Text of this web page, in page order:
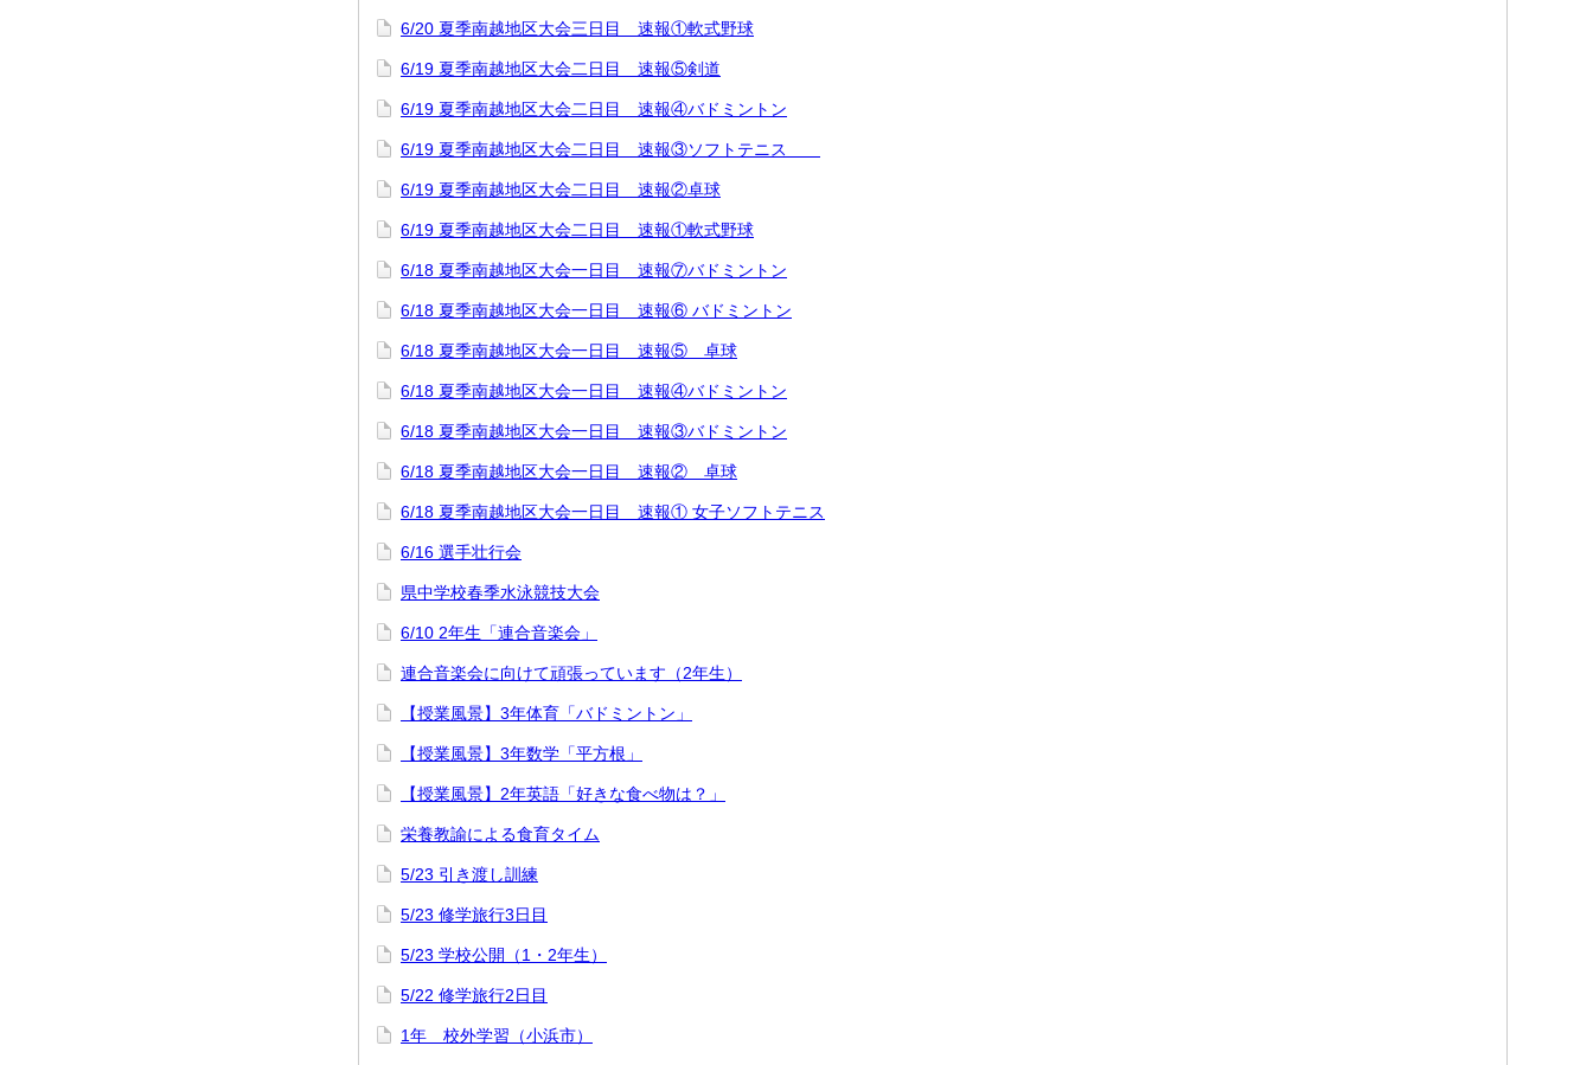
6/20 夏季南越地区大会三日目 速報①軟式野球
6/19 夏季南越地区大会二日目 速報⑤剣道
6/19 夏季南越地区大会二日目 速報④バドミントン
6/19 夏季南越地区大会二日目 速報③ソフトテニス
6/19 夏季南越地区大会二日目 速報②卓球
6/19 夏季南越地区大会二日目 速報①軟式野球
6/18 夏季南越地区大会一日目 速報⑦バドミントン
6/18 夏季南越地区大会一日目 速報⑥ バドミントン
6/18 夏季南越地区大会一日目 速報⑤ 卓球
6/18 夏季南越地区大会一日目 速報④バドミントン
6/18 夏季南越地区大会一日目 速報③バドミントン
6/18 夏季南越地区大会一日目 速報② 卓球
6/18 夏季南越地区大会一日目 速報① 女子ソフトテニス
6/16 選手壮行会
県中学校春季水泳競技大会
6/10 2年生「連合音楽会」
連合音楽会に向けて頑張っています（2年生）
【授業風景】3年体育「バドミントン」
【授業風景】3年数学「平方根」
【授業風景】2年英語「好きな食べ物は？」
栄養教諭による食育タイム
5/23 引き渡し訓練
5/23 修学旅行3日目
5/23 学校公開（1・2年生）
5/22 修学旅行2日目
1年 校外学習（小浜市）